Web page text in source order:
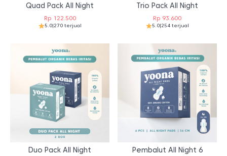
Quad Pack All Night
Rp122.500
5.0|270 terjual
Trio Pack All Night
Rp 93.600
5.0|254 terjual
Duo Pack All Night Pembalut All Night 6